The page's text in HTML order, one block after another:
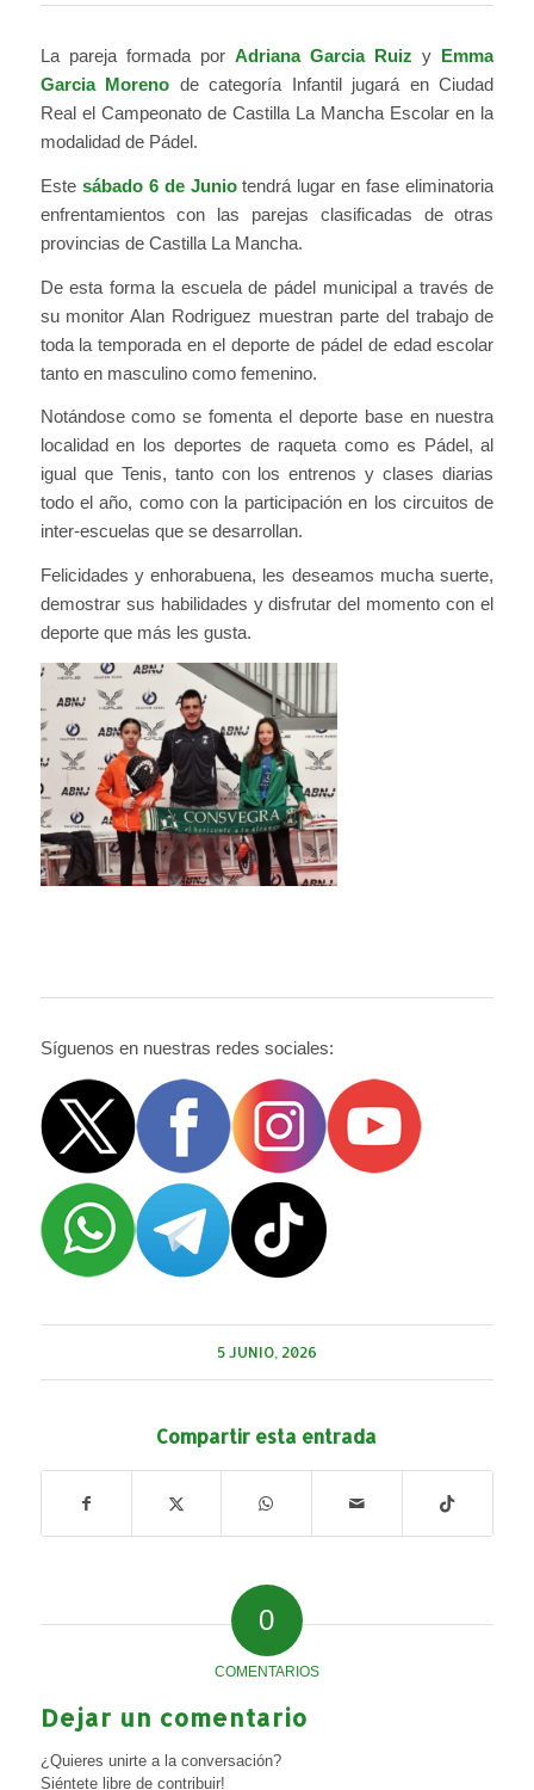
La pareja formada por Adriana Garcia Ruiz y Emma
Garcia Moreno de categoría Infantil jugará en Ciudad
Real el Campeonato de Castilla La Mancha Escolar en la
modalidad de Pádel.
Este sábado 6 de Juniotendrá lugar en fase eliminatoria
enfrentamientos con las parejas clasificadas de otras
provincias de Castilla La Mancha.
De esta forma la escuela de pádel municipal a través de
su monitor Alan Rodriguez muestran parte del trabajo de
toda la temporada en el deporte de pádel de edad escolar
tanto en masculino como femenino.
Notándose como se fomenta el deporte base en nuestra
localidad en los deportes de raqueta como es Pádel, al
igual que Tenis, tanto con los entrenos y clases diarias
todo el año, como con la participación en los circuitos de
inter-escuelas que se desarrollan.
Felicidades y enhorabuena, les deseamos mucha suerte,
demostrar sus habilidades y disfrutar del momento con el
deporte que más les gusta.
Síguenos en nuestras redes sociales:
5 JUNIO, 2026
Compartir esta entrada
0
COMENTARIOS
Dejar un comentario
¿Quieres unirte a la conversación?
Siéntete libre de contribuir!